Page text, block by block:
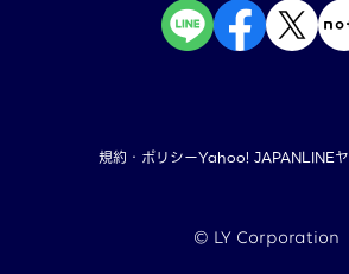
規約・ポリシーYahoo! JAPANLINE
©︎ LY Corporation